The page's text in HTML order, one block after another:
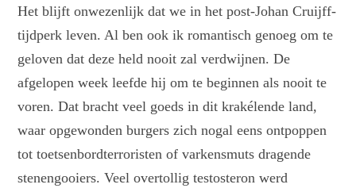
Het blijft onwezenlijk dat we in het post-Johan Cruijff-
tijdperk leven. Al ben ook ik romantisch genoeg om te
geloven dat deze held nooit zal verdwijnen. De
afgelopen week leefde hij om te beginnen als nooit te
voren. Dat bracht veel goeds in dit krakélende land,
waar opgewonden burgers zich nogal eens ontpoppen
tot toetsenbordterroristen of varkensmuts dragende
stenengooiers. Veel overtollig testosteron werd